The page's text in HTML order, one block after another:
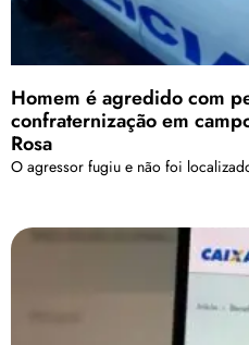
Homem é agredido com
confraternização em
Rosa
O agressor fugiu e não foi